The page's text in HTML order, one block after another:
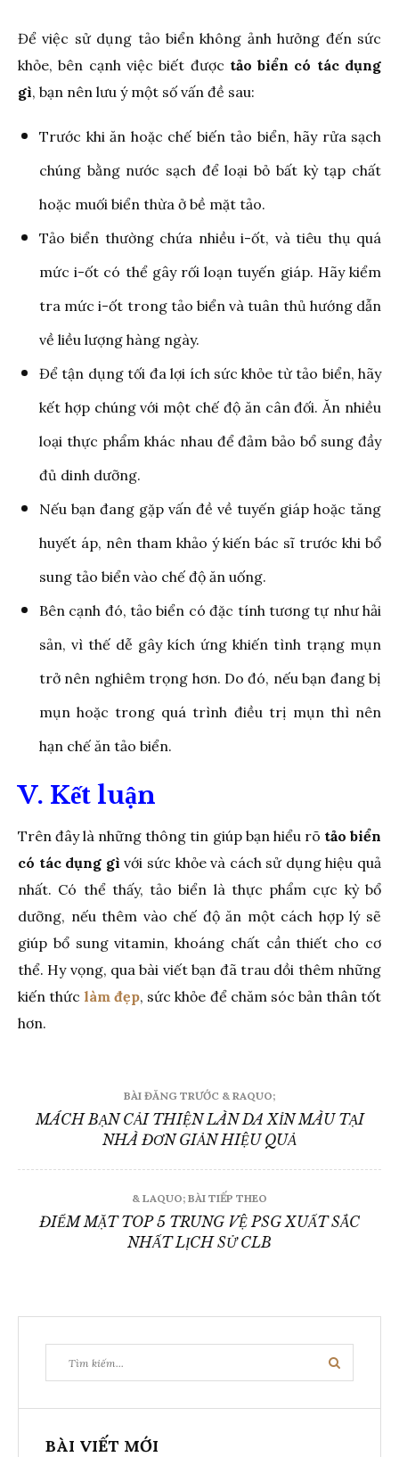
Để việc sử dụng tảo biển không ảnh hưởng đến sức
khỏe, bên cạnh việc biết được tảo biển có tác dụng
gì, bạn nên lưu ý một số vấn đề sau:
Trước khi ăn hoặc chế biến tảo biển, hãy rửa sạch
chúng bằng nước sạch để loại bỏ bất kỳ tạp chất
hoặc muối biển thừa ở bề mặt tảo.
Tảo biển thường chứa nhiều i-ốt, và tiêu thụ quá
mức i-ốt có thể gây rối loạn tuyến giáp. Hãy kiểm
tra mức i-ốt trong tảo biển và tuân thủ hướng dẫn
về liều lượng hàng ngày.
Để tận dụng tối đa lợi ích sức khỏe từ tảo biển, hãy
kết hợp chúng với một chế độ ăn cân đối. Ăn nhiều
loại thực phẩm khác nhau để đảm bảo bổ sung đầy
đủ dinh dưỡng.
Nếu bạn đang gặp vấn đề về tuyến giáp hoặc tăng
huyết áp, nên tham khảo ý kiến bác sĩ trước khi bổ
sung tảo biển vào chế độ ăn uống.
Bên cạnh đó, tảo biển có đặc tính tương tự như hải
sản, vì thế dễ gây kích ứng khiến tình trạng mụn
trở nên nghiêm trọng hơn. Do đó, nếu bạn đang bị
mụn hoặc trong quá trình điều trị mụn thì nên
hạn chế ăn tảo biển.
V. Kết luận
Trên đây là những thông tin giúp bạn hiểu rõ tảo biển
có tác dụng gì với sức khỏe và cách sử dụng hiệu quả
nhất. Có thể thấy, tảo biển là thực phẩm cực kỳ bổ
dưỡng, nếu thêm vào chế độ ăn một cách hợp lý sẽ
giúp bổ sung vitamin, khoáng chất cần thiết cho cơ
thể. Hy vọng, qua bài viết bạn đã trau dồi thêm những
kiến thức làm đẹp, sức khỏe để chăm sóc bản thân tốt
hơn.
hướng
BÀI ĐĂNG TRƯỚC & RAQUO;
MÁCH BẠN CẢI THIỆN LÀN DA XỈN MÀU TẠI
NHÀ ĐƠN GIẢN HIỆU QUẢ
& LAQUO; BÀI TIẾP THEO
ĐIỂM MẶT TOP 5 TRUNG VỆ PSG XUẤT SẮC
NHẤT LỊCH SỬ CLB
kiếm:
Tìm
BÀI VIẾT MỚI